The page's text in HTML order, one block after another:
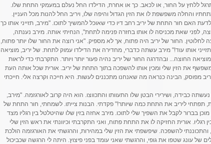
ללחץ על החור, או לכאב. כך או אחרת, הדילדו החל נעלם במעמקי התחת שלו.
והחלה משפשפת לו את הזין הגדול והיפה שלו, ויריב החל להנות מכל העניין.
האם חור התחת של יריב רחב דיו כדי שאוכל להמשיך לתוכו. "מירב, תזייני אותו כך
לפני שאת מכניסה לו אותו בחזרה פנימה לתחת", הנחיתי אותה. מירב נענתה,
לחלוטין. החור של יריב היה פתוח, אך לא מספיק. "אני רוצה את החור שלו יותר פתוח,
אותו עוד!" מירב עשתה כדברי, מחדירה את הדילדו עמוק לתחת. של יריב, מוציאה
החוצה... ובהדרגה החור של יריב נהיה פעור יותר ויותר. התקרבתי כדי לראות
את הזין שלי ומכין אותו להשפכה בתוך התחת של יריב. אורית שכל אותה העת
מפוסק, הבינה כנראה מה שאנחנו מתכננים לעשות. היא חייכה וקרצה אלי. חייכתי
כבידה, ושירירי הבטן שלו התעוותו והתכווצו. הוא היה קרוב לאורגזמה. "מירב,
תפתחי ליריב את התחת כמה שיותר!" פקדתי. הבנות צייתו. לשמחתי, חור התחת של
בברור לקבל את השפיך שלי לתוכו. מירב אחזה בזין שלו שהיטלטל בין רגליו מצד
רגליו. אורית החזיקה לו את התחת פתוח, ואני התקרבתי וכיוונתי את ראש הזין שלי
להשפכה. שיפשפתי את הזין שלי במהירות, והרגשתי את האורגזמה הולכת
של עונג שטפו את גופי, והרגשתי שאני עומד בפני פיצוץ. היתה לי הרגשה שכביכול